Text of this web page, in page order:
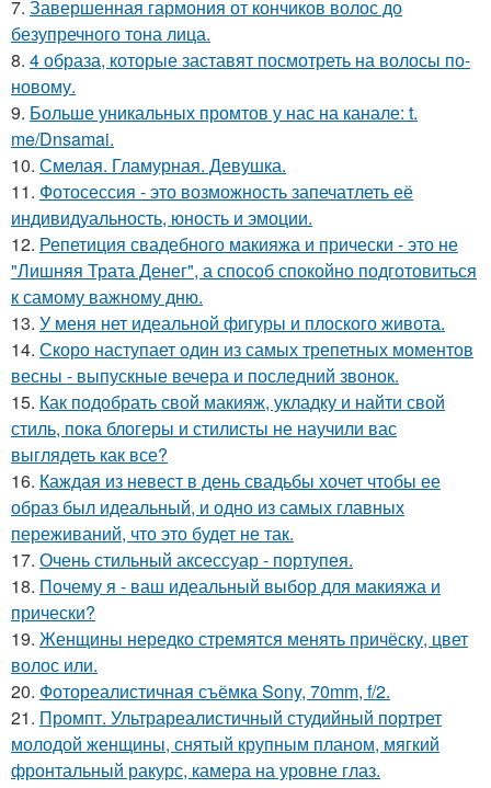
7. Завершенная гармония от кончиков волос до
безупречного тона лица.
8. 4 образа, которые заставят посмотреть на волосы по-
новому.
9. Больше уникальных промтов у нас на канале: t.
me/Dnsamai.
10. Смелая. Гламурная. Девушка.
11. Фотосессия - это возможность запечатлеть её
индивидуальность, юность и эмоции.
12. Репетиция свадебного макияжа и прически - это не
"Лишняя Трата Денег", а способ спокойно подготовиться
к самому важному дню.
13. У меня нет идеальной фигуры и плоского живота.
14. Скоро наступает один из самых трепетных моментов
весны - выпускные вечера и последний звонок.
15. Как подобрать свой макияж, укладку и найти свой
стиль, пока блогеры и стилисты не научили вас
выглядеть как все?
16. Каждая из невест в день свадьбы хочет чтобы ее
образ был идеальный, и одно из самых главных
переживаний, что это будет не так.
17. Очень стильный аксессуар - портупея.
18. Почему я - ваш идеальный выбор для макияжа и
прически?
19. Женщины нередко стремятся менять причёску, цвет
волос или.
20. Фотореалистичная съёмка Sony, 70mm, f/2.
21. Промпт. Ультрареалистичный студийный портрет
молодой женщины, снятый крупным планом, мягкий
фронтальный ракурс, камера на уровне глаз.